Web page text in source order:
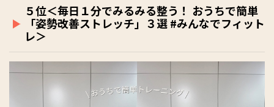
５位＜毎日１分でみるみる整う！ おうちで簡単
「姿勢改善ストレッチ」３選 #みんなでフィット
レ＞